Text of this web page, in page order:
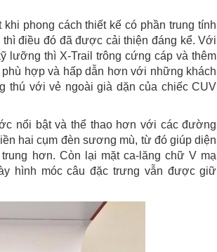
phong cách thiết kế có phần trung tính
điều đó đã được cải thiện đáng kể. Với
lưỡng thì X-Trail trông cứng cáp và thêm
hợp và hấp dẫn hơn với những khách
thú với vẻ ngoài già dặn của chiếc CUV
nổi bật và thể thao hơn với các đường
hai cụm đèn sương mù, từ đó giúp diện
hơn. Còn lại mặt ca-lăng chữ V mạ
hình móc câu đặc trưng vẫn được giữ